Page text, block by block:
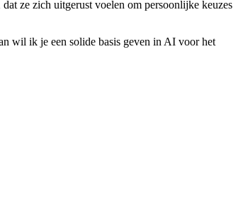
ze zich uitgerust voelen om persoonlijke keuzes
wil ik je een solide basis geven in AI voor het